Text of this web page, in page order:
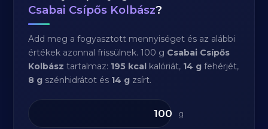
Csabai Csípős Kolbász?
Add meg a fogyasztott mennyiséget és az alábbi
értékek azonnal frissülnek. 100 g Csabai Csípős
Kolbász tartalmaz: 195 kcal kalóriát, 14 g fehérjét,
8 g szénhidrátot és 14 g zsírt.
g